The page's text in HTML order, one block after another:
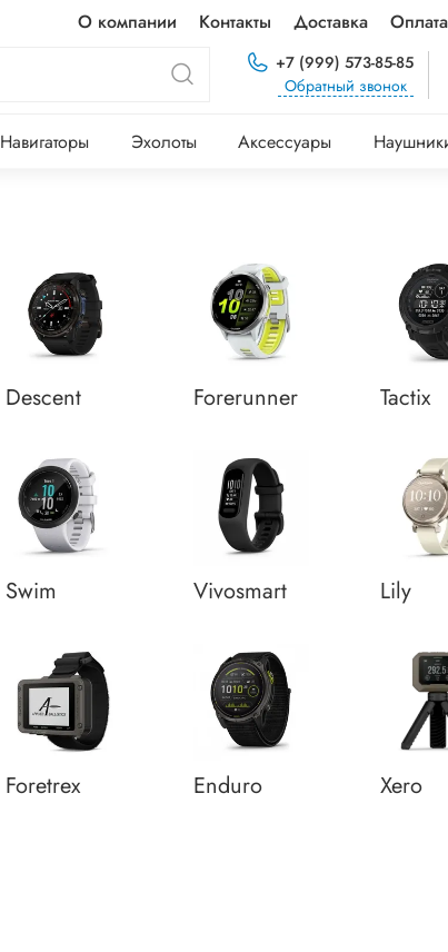
О компании Контакты Доставка Оплата
+7 (999) 573-85-85
Обратный звонок
Навигаторы Эхолоты Аксессуары
Descent Forerunner Tactix
Swim Vivosmart Lily
Foretrex Enduro Xero